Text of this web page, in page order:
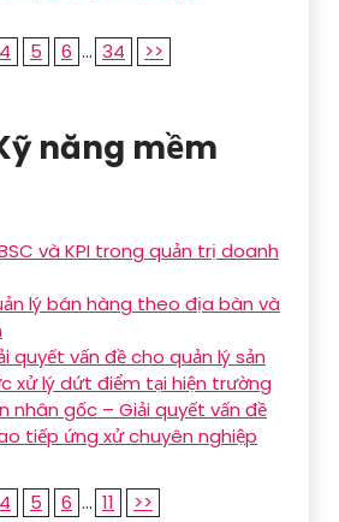
4 5 6 ... 34 >>
năng mềm
và KPI trong quản trị doanh
lý bán hàng theo địa bàn và
quyết vấn đề cho quản lý sản
xử lý dứt điểm tại hiện trường
nhân gốc – Giải quyết vấn đề
tiếp ứng xử chuyên nghiệp
4 5 6 ... 11 >>